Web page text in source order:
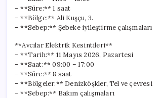
– **Süre:** 1 saat
– **Bölge:** Ali Kuşçu, 3.
– **Sebep:** Şebeke iyileştirme çalışmaları
**Avcılar Elektrik Kesintileri**
– **Tarih:** 11 Mayıs 2026, Pazartesi
– **Saat:** 09:00 – 17:00
– **Süre:** 8 saat
– **Bölgeler:** Denizköşkler, Tel ve çevresi
– **Sebep:** Bakım çalışmaları